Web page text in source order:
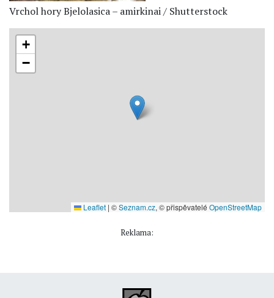
Vrchol hory Bjelolasica – amirkinai / Shutterstock
+
−
Leaflet | ©Seznam.cz, © přispěvatelé OpenStreetMap
Reklama: